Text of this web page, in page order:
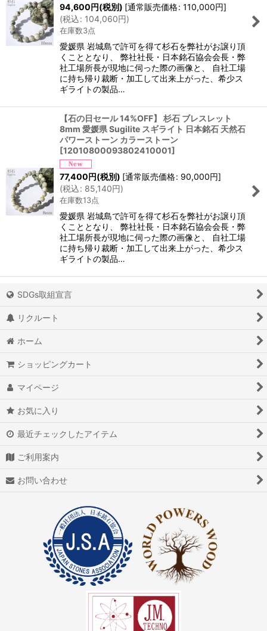
94,600円(税別) [通常販売価格: 110,000円]
(税込: 104,060円)
在庫数3点
愛媛県 岩城島で許可を得て杉石を弊社がお譲り頂
くこととなり、 弊社社長・日本銘石協会会長・弊
社工場所長が現地に伺った際の画像と、 自社工場
に持ち帰り裁断・加工して出来上がった、希少ス
ギライトの製品…
【石の日セール 14%OFF】 杉石 ブレスレット
8mm 愛媛県 Sugilite スギライト 日本銘石 天然石
パワーストーン カラーストーン
[12010800093802410001]
77,400円(税別) [通常販売価格: 90,000円]
(税込: 85,140円)
在庫数13点
愛媛県 岩城島で許可を得て杉石を弊社がお譲り頂
くこととなり、 弊社社長・日本銘石協会会長・弊
社工場所長が現地に伺った際の画像と、 自社工場
に持ち帰り裁断・加工して出来上がった、希少ス
ギライトの製品…
SDGs取組宣言
リクルート
ホーム
ショッピングカート
マイページ
お気に入り
最近チェックしたアイテム
ご利用案内
お問い合わせ